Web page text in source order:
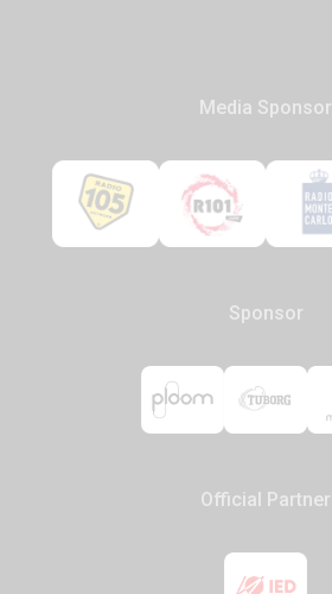
Media Sponsor
Sponsor
Official Partner